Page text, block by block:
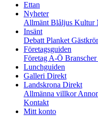
Ettan
Nyheter
Allmänt Blåljus Kultur
Insänt
Debatt Planket
Företagsguiden
Företag A-Ö Branscher
Lunchguiden
Galleri Direkt
Landskrona Direkt
Allmänna villkor
Kontakt
Mitt konto